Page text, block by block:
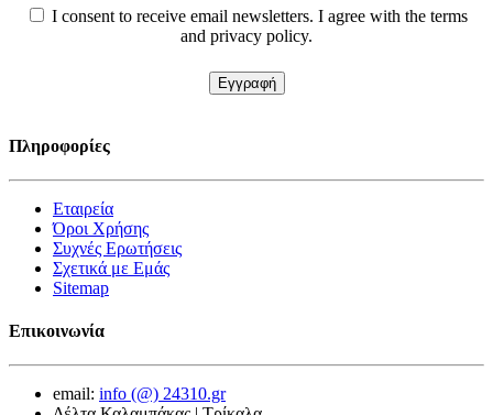
I consent to receive email newsletters. I agree with the terms
and privacy policy.
Πληροφορίες
Εταιρεία
Όροι Χρήσης
Συχνές Ερωτήσεις
Σχετικά με Εμάς
Sitemap
Επικοινωνία
email: info (@) 24310.gr